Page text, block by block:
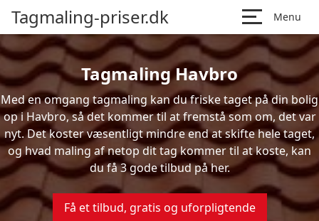
Tagmaling-priser.dk Menu
Tagmaling Havbro
Med en omgang tagmaling kan du friske taget på din bolig
op i Havbro, så det kommer til at fremstå som om, det var
nyt. Det koster væsentligt mindre end at skifte hele taget,
og hvad maling af netop dit tag kommer til at koste, kan
du få 3 gode tilbud på her.
Få et tilbud, gratis og uforpligtende